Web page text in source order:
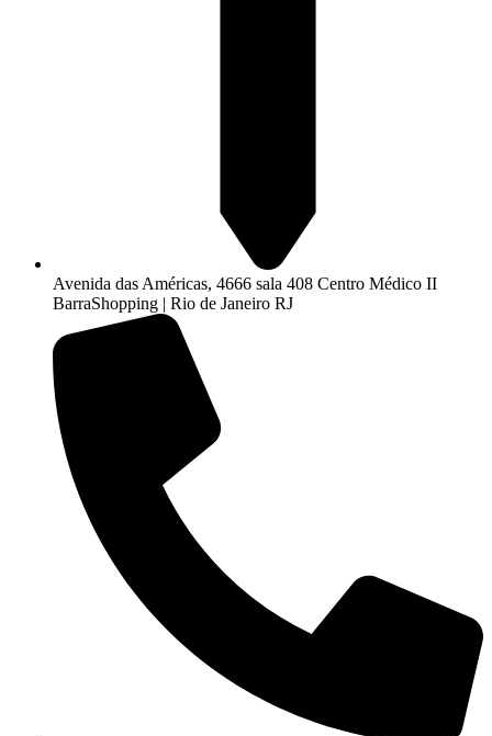
Avenida das Américas, 4666 sala 408 Centro Médico II
BarraShopping | Rio de Janeiro RJ